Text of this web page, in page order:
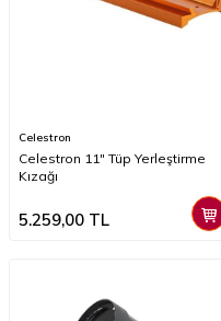
Celestron
Celestron 11" Tüp Yerleştirme
Kızağı
5.259,00 TL